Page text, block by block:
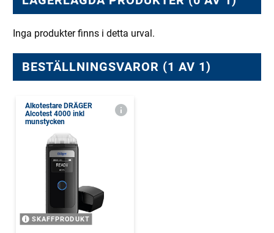
Inga produkter finns i detta urval.
BESTÄLLNINGSVAROR (1 AV 1)
Alkotestare DRÄGER
Alcotest 4000 inkl
munstycken
SKAFFPRODUKT